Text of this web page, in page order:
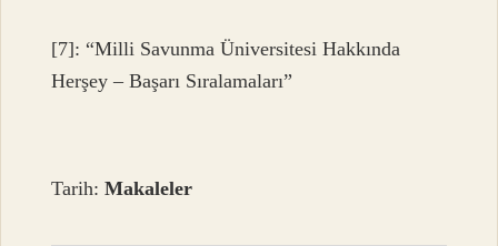
[7]: “Milli Savunma Üniversitesi Hakkında
Herşey – Başarı Sıralamaları”
Tarih:Makaleler